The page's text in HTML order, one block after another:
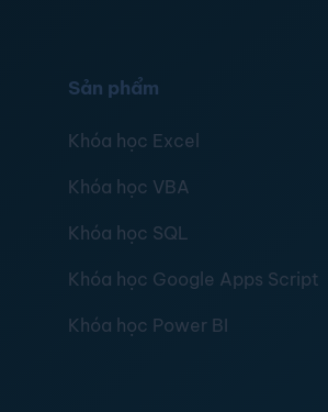
Sản phẩm
Khóa học Excel
Khóa học VBA
Khóa học SQL
Khóa học Google Apps Script
Khóa học Power BI